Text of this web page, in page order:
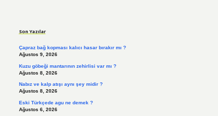
Son Yazılar
Çapraz bağ kopması kalıcı hasar bırakır mı ?
Ağustos 9, 2026
Kuzu göbeği mantarının zehirlisi var mı ?
Ağustos 8, 2026
Nabız ve kalp atışı aynı şey midir ?
Ağustos 8, 2026
Eski Türkçede agu ne demek ?
Ağustos 6, 2026